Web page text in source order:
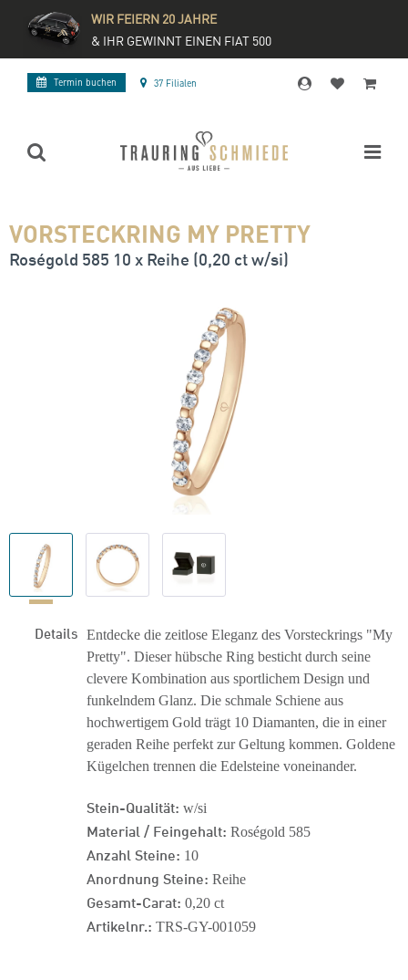
WIR FEIERN 20 JAHRE
& IHR GEWINNT EINEN FIAT 500
Termin buchen 37 Filialen
VORSTECKRING MY PRETTY
Roségold 585 10 x Reihe (0,20 ct w/si)
Details Entdecke die zeitlose Eleganz des Vorsteckrings "My
Pretty". Dieser hübsche Ring besticht durch seine
clevere Kombination aus sportlichem Design und
funkelndem Glanz. Die schmale Schiene aus
hochwertigem Gold trägt 10 Diamanten, die in einer
geraden Reihe perfekt zur Geltung kommen. Goldene
Kügelchen trennen die Edelsteine voneinander.
Stein-Qualität: w/si
Material / Feingehalt: Roségold 585
Anzahl Steine: 10
Anordnung Steine: Reihe
Gesamt-Carat: 0,20 ct
Artikelnr.: TRS-GY-001059